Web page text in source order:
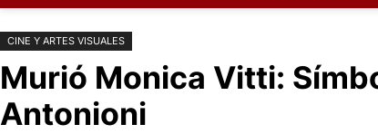
CINE Y ARTES VISUALES
Murió Monica Vitti:
Antonioni